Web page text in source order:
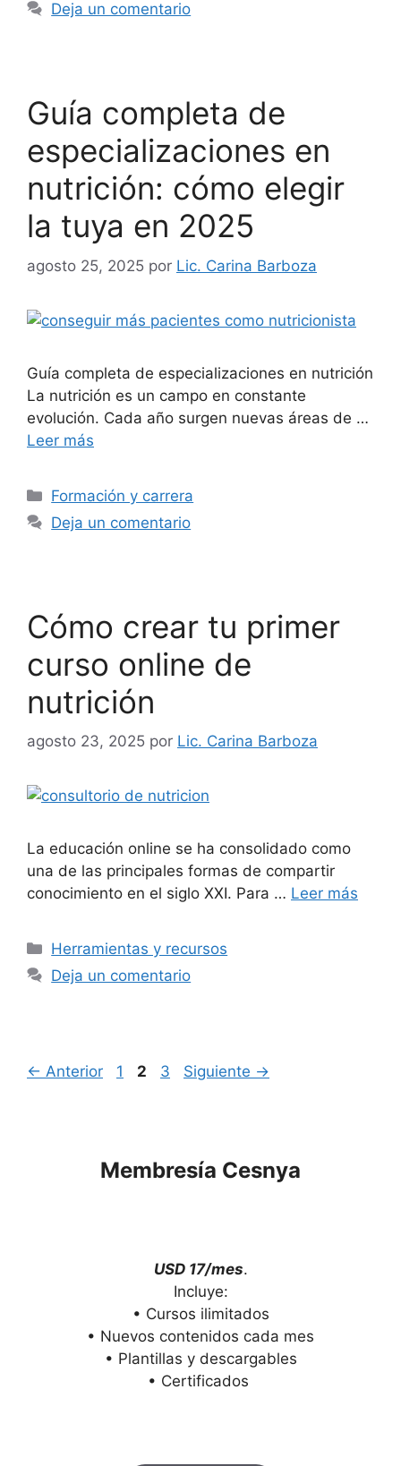
Deja un comentario
Guía completa de
especializaciones en
nutrición: cómo elegir
la tuya en 2025
agosto 25, 2025 por Lic. Carina Barboza
Guía completa de especializaciones en nutrición
La nutrición es un campo en constante
evolución. Cada año surgen nuevas áreas de …
Leer más
Formación y carrera
Deja un comentario
Cómo crear tu primer
curso online de
nutrición
agosto 23, 2025 por Lic. Carina Barboza
La educación online se ha consolidado como
una de las principales formas de compartir
conocimiento en el siglo XXI. Para … Leer más
Herramientas y recursos
Deja un comentario
← Anterior 1 2 3 Siguiente →
Membresía Cesnya
USD 17/mes.
Incluye:
• Cursos ilimitados
• Nuevos contenidos cada mes
• Plantillas y descargables
• Certificados